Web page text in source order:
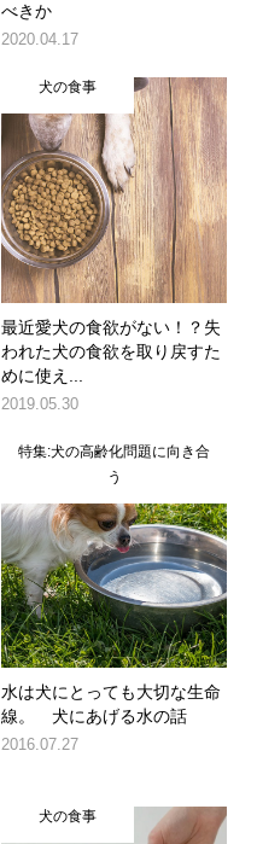
べきか
2020.04.17
犬の食事
最近愛犬の食欲がない！？失
われた犬の食欲を取り戻すた
めに使え...
2019.05.30
特集:犬の高齢化問題に向き合
う
水は犬にとっても大切な生命
線。 犬にあげる水の話
2016.07.27
犬の食事